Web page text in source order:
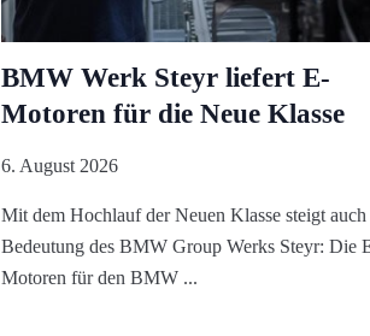
BMW Werk Steyr liefert E-
Motoren für die Neue Klasse
6. August 2026
Mit dem Hochlauf der Neuen Klasse steigt auch
Bedeutung des BMW Group Werks Steyr: Die
Motoren für den BMW